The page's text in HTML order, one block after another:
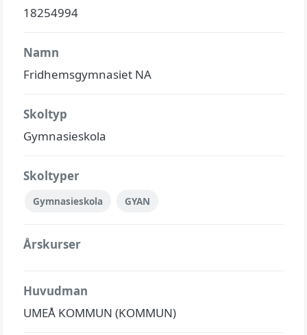
18254994
Namn
Fridhemsgymnasiet NA
Skoltyp
Gymnasieskola
Skoltyper
Gymnasieskola GYAN
Årskurser
Huvudman
UMEÅ KOMMUN (KOMMUN)